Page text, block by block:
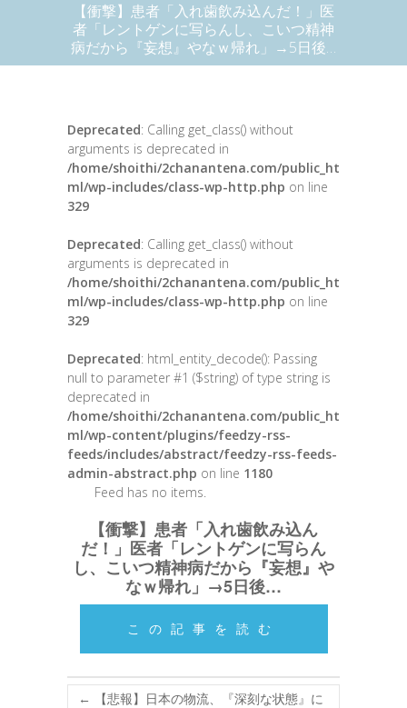
【衝撃】患者「入れ歯飲み込んだ！」医
者「レントゲンに写らんし、こいつ精神
病だから『妄想』やなｗ帰れ」→5日後…
Deprecated: Calling get_class() without
arguments is deprecated in
/home/shoithi/2chanantena.com/public_ht
ml/wp-includes/class-wp-http.php on line
329
Deprecated: Calling get_class() without
arguments is deprecated in
/home/shoithi/2chanantena.com/public_ht
ml/wp-includes/class-wp-http.php on line
329
Deprecated: html_entity_decode(): Passing
null to parameter #1 ($string) of type string is
deprecated in
/home/shoithi/2chanantena.com/public_ht
ml/wp-content/plugins/feedzy-rss-
feeds/includes/abstract/feedzy-rss-feeds-
admin-abstract.php on line 1180
Feed has no items.
【衝撃】患者「入れ歯飲み込ん
だ！」医者「レントゲンに写らん
し、こいつ精神病だから『妄想』や
なｗ帰れ」→5日後…
この記事を読む
←
【悲報】日本の物流、『深刻な状態』に